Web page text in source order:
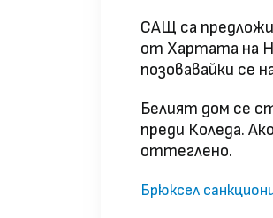
САЩ са
от Хартата на
позовавайки се
Белият дом се
преди Коледа.
оттеглено.
Брюксел